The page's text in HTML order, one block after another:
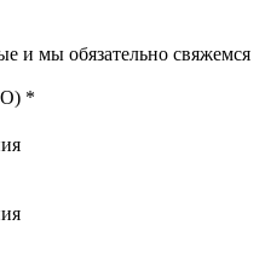
и мы обязательно свяжемся
*